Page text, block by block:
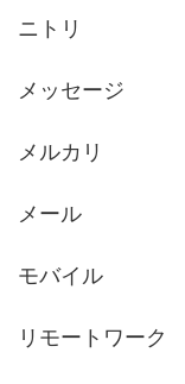
ニトリ
メッセージ
メルカリ
メール
モバイル
リモートワーク